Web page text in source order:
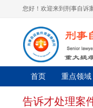
您好！欢迎来到刑事自诉
首页 重点领域
告诉才处理案